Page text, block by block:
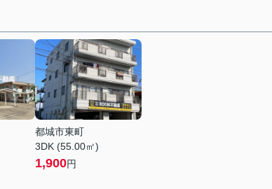
都城市東町
3DK (55.00㎡)
1,900円